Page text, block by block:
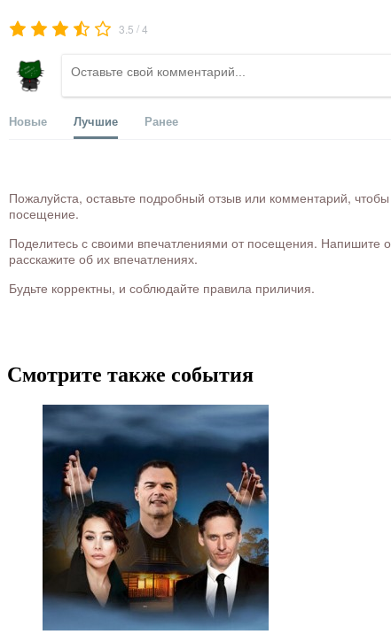
3.5 /4
Новые Лучшие Ранее
Пожалуйста, оставьте подробный отзыв или комментарий,
посещение.
Поделитесь с своими впечатлениями от посещения. Напишите
расскажите об их впечатлениях.
Будьте корректны, и соблюдайте правила приличия.
Смотрите также события